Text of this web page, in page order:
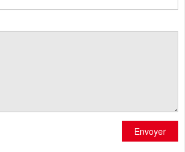
Envoyer